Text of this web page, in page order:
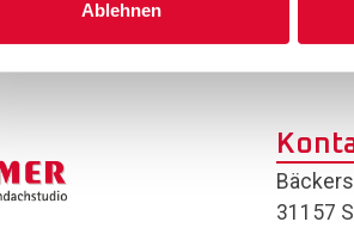
Ablehnen
31157